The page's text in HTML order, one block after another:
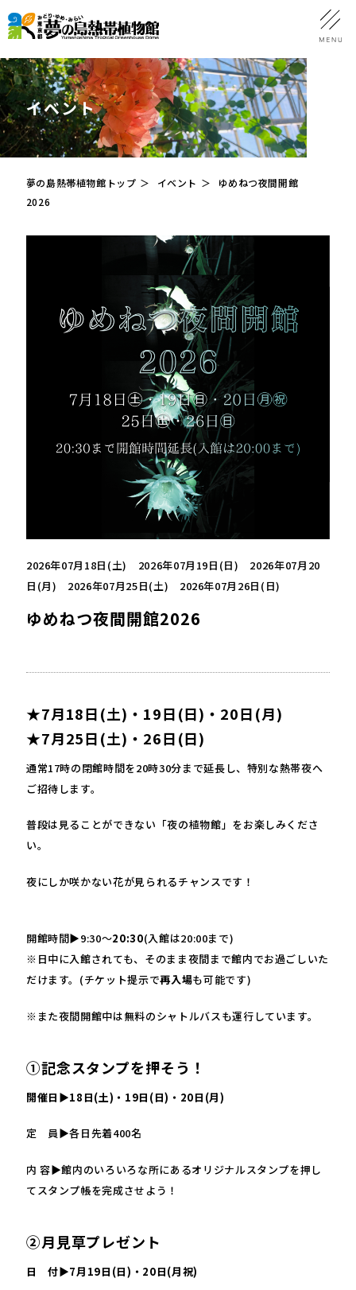
イベント
夢の島熱帯植物館トップ イベント
ゆめねつ夜間開館
2026
2026年07月18日(土) 2026年07月19日(日) 2026年07月20
日(月) 2026年07月25日(土) 2026年07月26日(日)
ゆめねつ夜間開館2026
★7月18日(土)・19日(日)・20日(月)
★7月25日(土)・26日(日)
通常17時の閉館時間を20時30分まで延長し、特別な熱帯夜へ
ご招待します。
普段は見ることができない「夜の植物館」をお楽しみくださ
い。
夜にしか咲かない花が見られるチャンスです！
開館時間▶9:30〜20:30(入館は20:00まで)
※日中に入館されても、そのまま夜間まで館内でお過ごしいた
だけます。(チケット提示で再入場も可能です)
※また夜間開館中は無料のシャトルバスも運行しています。
①記念スタンプを押そう！
開催日▶18日(土)・19日(日)・20日(月)
定 員▶各日先着400名
内 容▶館内のいろいろな所にあるオリジナルスタンプを押し
てスタンプ帳を完成させよう！
②月見草プレゼント
日 付▶7月19日(日)・20日(月祝)